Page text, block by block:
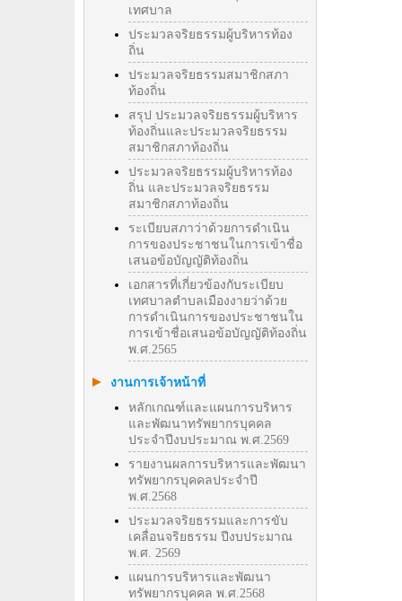
เทศบาล
ประมวลจริยธรรมผู้บริหารท้อง
ถิ่น
ประมวลจริยธรรมสมาชิกสภา
ท้องถิ่น
สรุป ประมวลจริยธรรมผู้บริหาร
ท้องถิ่นและประมวลจริยธรรม
สมาชิกสภาท้องถิ่น
ประมวลจริยธรรมผู้บริหารท้อง
ถิ่น และประมวลจริยธรรม
สมาชิกสภาท้องถิ่น
ระเบียบสภาว่าด้วยการดำเนิน
การของประชาชนในการเข้าชื่อ
เสนอข้อบัญญัติท้องถิ่น
เอกสารที่เกี่ยวข้องกับระเบียบ
เทศบาลตำบลเมืองงายว่าด้วย
การดำเนินการของประชาชนใน
การเข้าชื่อเสนอข้อบัญญัติท้องถิ่น
พ.ศ.2565
งานการเจ้าหน้าที่
หลักเกณฑ์และแผนการบริหาร
และพัฒนาทรัพยากรบุคคล
ประจำปีงบประมาณ พ.ศ.2569
รายงานผลการบริหารและพัฒนา
ทรัพยากรบุคคลประจำปี
พ.ศ.2568
ประมวลจริยธรรมและการขับ
เคลื่อนจริยธรรม ปีงบประมาณ
พ.ศ. 2569
แผนการบริหารและพัฒนา
ทรัพยากรบุคคล พ.ศ.2568